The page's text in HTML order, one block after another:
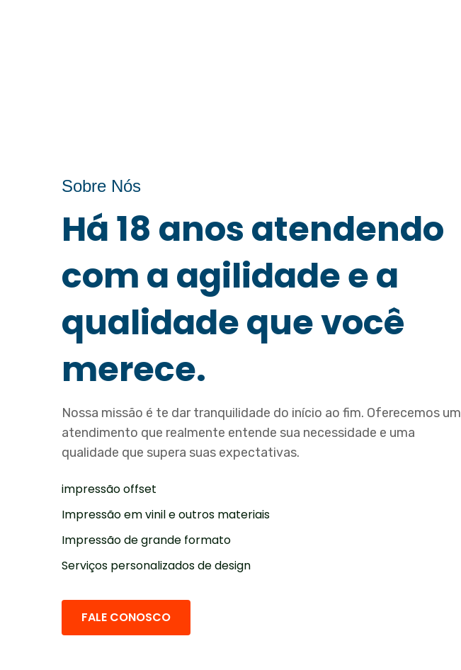
Sobre Nós
Há 18 anos atendendo
com a agilidade e a
qualidade que você
merece.
Nossa missão é te dar tranquilidade do início ao fim. Oferecemos um
atendimento que realmente entende sua necessidade e uma
qualidade que supera suas expectativas.
impressão offset
Impressão em vinil e outros materiais
Impressão de grande formato
Serviços personalizados de design
FALE CONOSCO